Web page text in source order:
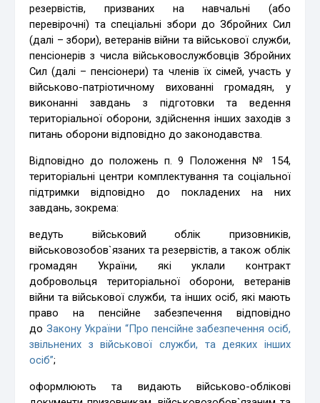
резервістів, призваних на навчальні (або
перевірочні) та спеціальні збори до Збройних Сил
(далі – збори), ветеранів війни та військової служби,
пенсіонерів з числа військовослужбовців Збройних
Сил (далі – пенсіонери) та членів їх сімей, участь у
військово-патріотичному вихованні громадян, у
виконанні завдань з підготовки та ведення
територіальної оборони, здійснення інших заходів з
питань оборони відповідно до законодавства.
Відповідно до положень п. 9 Положення № 154,
територіальні центри комплектування та соціальної
підтримки відповідно до покладених на них
завдань, зокрема:
ведуть військовий облік призовників,
військовозобов`язаних та резервістів, а також облік
громадян України, які уклали контракт
добровольця територіальної оборони, ветеранів
війни та військової служби, та інших осіб, які мають
право на пенсійне забезпечення відповідно
до Закону України “Про пенсійне забезпечення осіб,
звільнених з військової служби, та деяких інших
осіб”;
оформлюють та видають військово-облікові